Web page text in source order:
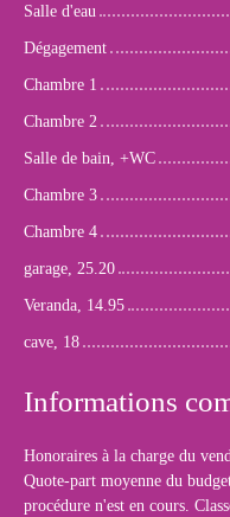
Salle d'eau
Dégagement
Chambre 1
Chambre 2
Salle de bain, +WC
Chambre 3
Chambre 4
garage, 25.20
Veranda, 14.95
cave, 18
Informations
Honoraires à la charge du
Quote-part moyenne du
procédure n'est en cours.